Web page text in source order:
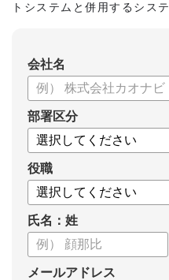
トシステムと併用するシステ
・お客さまの声
会社名
部署区分
役職
氏名：姓
メールアドレス